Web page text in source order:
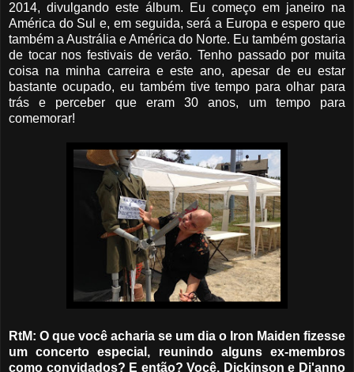
2014, divulgando este álbum. Eu começo em janeiro na
América do Sul e, em seguida, será a Europa e espero que
também a Austrália e América do Norte. Eu também gostaria
de tocar nos festivais de verão. Tenho passado por muita
coisa na minha carreira e este ano, apesar de eu estar
bastante ocupado, eu também tive tempo para olhar para
trás e perceber que eram 30 anos, um tempo para
comemorar!
RtM: O que você acharia se um dia o Iron Maiden fizesse
um concerto especial, reunindo alguns ex-membros
como convidados? E então? Você, Dickinson e Di'anno